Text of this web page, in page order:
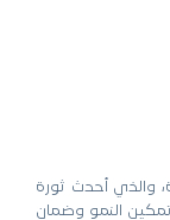
والذي أحدث ثورة
النمو وضمان